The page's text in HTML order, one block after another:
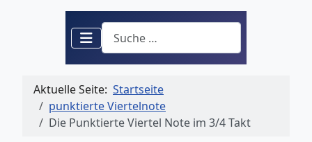
Suchen
Aktuelle Seite: Startseite
punktierte Viertelnote
Die Punktierte Viertel Note im 3/4 Takt